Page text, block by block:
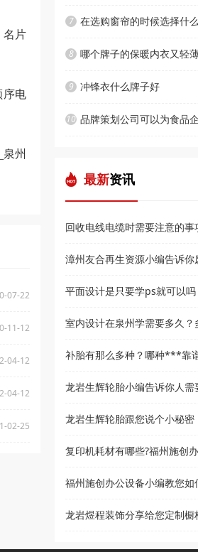
名片
序电
州
07-22
11-12
04-12
04-12
02-25
7 在选购窗帘的时候选择什么材质窗
8 哪个牌子的保暖内衣又轻
9 冲锋衣什么牌子好
10 品牌策划公司可以为食品企业提
最新资讯
室内设计在泉州学需要多久？